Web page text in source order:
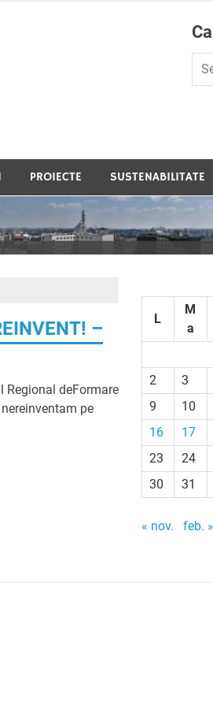
PROIECTE SUSTENABILITATE
–
Regional deFormare
pe
L
M
a
2
3
9
10
16
17
23
24
30
31
« nov. feb. »